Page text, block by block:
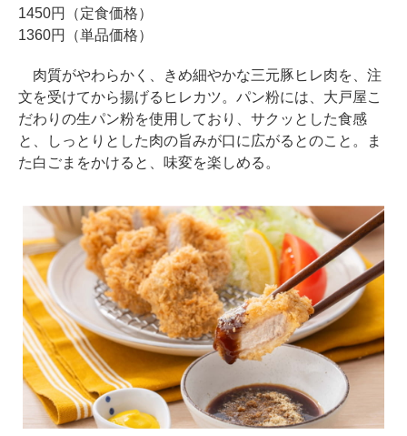
1450円（定食価格）
1360円（単品価格）
肉質がやわらかく、きめ細やかな三元豚ヒレ肉を、注
文を受けてから揚げるヒレカツ。パン粉には、大戸屋こ
だわりの生パン粉を使用しており、サクッとした食感
と、しっとりとした肉の旨みが口に広がるとのこと。ま
た白ごまをかけると、味変を楽しめる。